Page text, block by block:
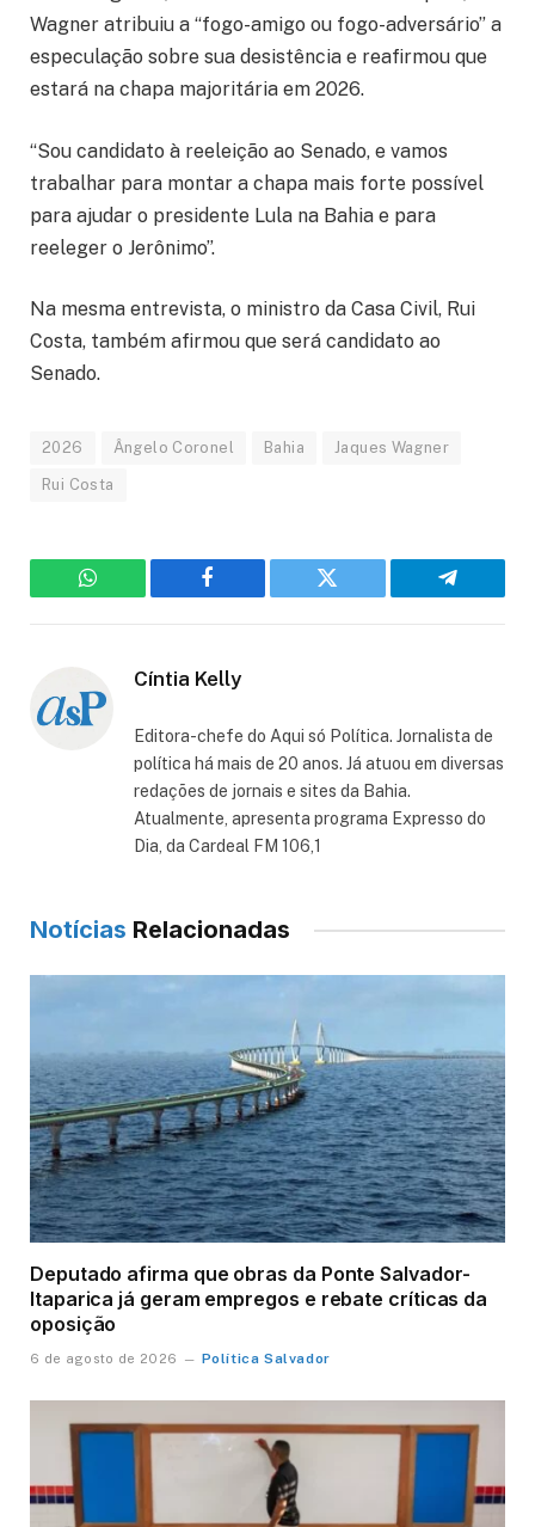
Wagner atribuiu a “fogo-amigo ou fogo-adversário” a
especulação sobre sua desistência e reafirmou que
estará na chapa majoritária em 2026.
“Sou candidato à reeleição ao Senado, e vamos
trabalhar para montar a chapa mais forte possível
para ajudar o presidente Lula na Bahia e para
reeleger o Jerônimo”.
Na mesma entrevista, o ministro da Casa Civil, Rui
Costa, também afirmou que será candidato ao
Senado.
2026 Ângelo Coronel Bahia Jaques Wagner
Rui Costa
WhatsApp Facebook Twitter Telegram
Cíntia Kelly
Editora-chefe do Aqui só Política. Jornalista de
política há mais de 20 anos. Já atuou em diversas
redações de jornais e sites da Bahia.
Atualmente, apresenta programa Expresso do
Dia, da Cardeal FM 106,1
Notícias Relacionadas
Deputado afirma que obras da Ponte Salvador-
Itaparica já geram empregos e rebate críticas da
oposição
6 de agosto de 2026 Política Salvador